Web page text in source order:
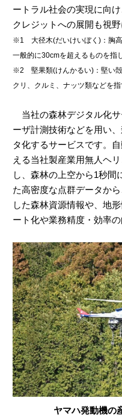
ートラル社会の実現に向
クレジットへの展開も視
※1 大径木(だいけいぼく)：胸高
一般的に30cmを超えるものを指
※2 堅果類(けんかるい)：堅い殻
クリ、クルミ、ナッツ類などを指
当社の森林デジタル化
ーザ計測技術などを用い
タ化するサービスです。
える当社製産業用無人ヘ
し、森林の上空から1秒間
た高密度な点群データか
した森林資源情報や、地
ート化や業務精度・効率の
ヤマハ発動機の